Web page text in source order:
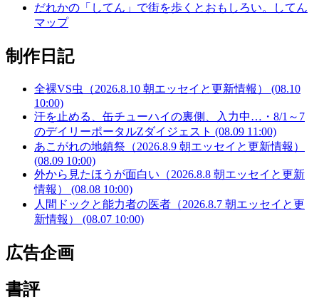
だれかの「してん」で街を歩くとおもしろい。してん
マップ
制作日記
全裸VS虫（2026.8.10 朝エッセイと更新情報） (08.10
10:00)
汗を止める、缶チューハイの裏側、入力中…・8/1～7
のデイリーポータルZダイジェスト (08.09 11:00)
あこがれの地鎮祭（2026.8.9 朝エッセイと更新情報）
(08.09 10:00)
外から見たほうが面白い（2026.8.8 朝エッセイと更新
情報） (08.08 10:00)
人間ドックと能力者の医者（2026.8.7 朝エッセイと更
新情報） (08.07 10:00)
広告企画
書評